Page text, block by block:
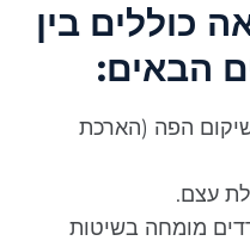
כוללים בין
הבאים:
הפה (הארכת
עצם.
מומחה בשיטות